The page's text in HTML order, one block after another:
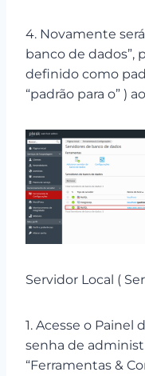
4. Novamente
banco de dados”,
definido como
“padrão para o” )
Servidor Local (
1. Acesse o Painel
senha de
“Ferramentas &